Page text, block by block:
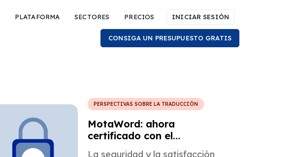
PLATAFORMA SECTORES PRECIOS INICIAR SESIÓN
CONSIGA UN PRESUPUESTO GRATIS
PERSPECTIVAS SOBRE LA TRADUCCIÓN
MotaWord: ahora
certificado con el
cumplimiento de SOC 2
La seguridad y la satisfacción